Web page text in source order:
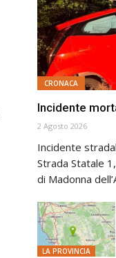
CRONACA
Incidente
2 Agosto 2026
Incidente
Strada Statale
di Madonna
LA PROVINCIA